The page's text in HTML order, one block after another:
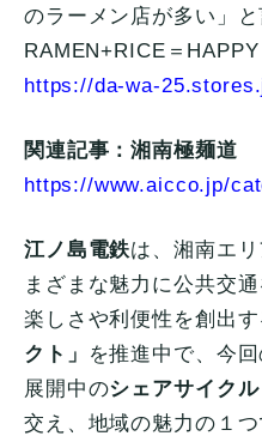
のラーメン店が多い」と
RAMEN+RICE＝HAPPY
https://da-wa-
関連記事：湘南極麺道
https://www.aicco.jp/
江ノ島電鉄は、湘南エ
まざまな魅力に公共交
楽しさや利便性を創出す
クト」
を推進中で、今
展開中のシェアサイク
交え、地域の魅力の１